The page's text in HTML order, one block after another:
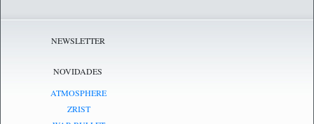
NEWSLETTER
NOVIDADES
ATMOSPHERE
ZRIST